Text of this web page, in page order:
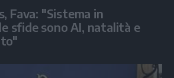
Fava: "Sistema in
sfide sono AI, natalità e